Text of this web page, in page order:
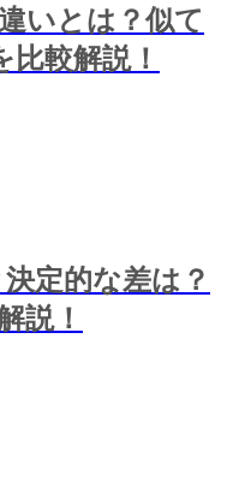
いとは？似て
較解説！
定的な差は？
説！